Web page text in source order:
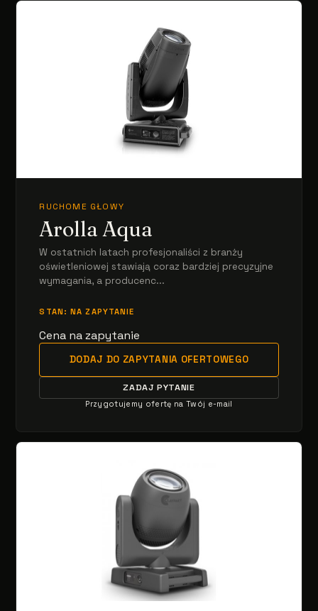
RUCHOME GŁOWY
Arolla Aqua
W ostatnich latach profesjonaliści z branży
oświetleniowej stawiają coraz bardziej precyzyjne
wymagania, a producenc...
STAN: NA ZAPYTANIE
Cena na zapytanie
DODAJ DO ZAPYTANIA OFERTOWEGO
ZADAJ PYTANIE
Przygotujemy ofertę na Twój e-mail